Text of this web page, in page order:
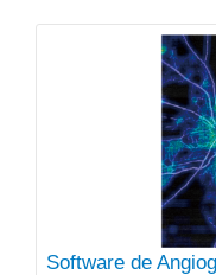
Software de